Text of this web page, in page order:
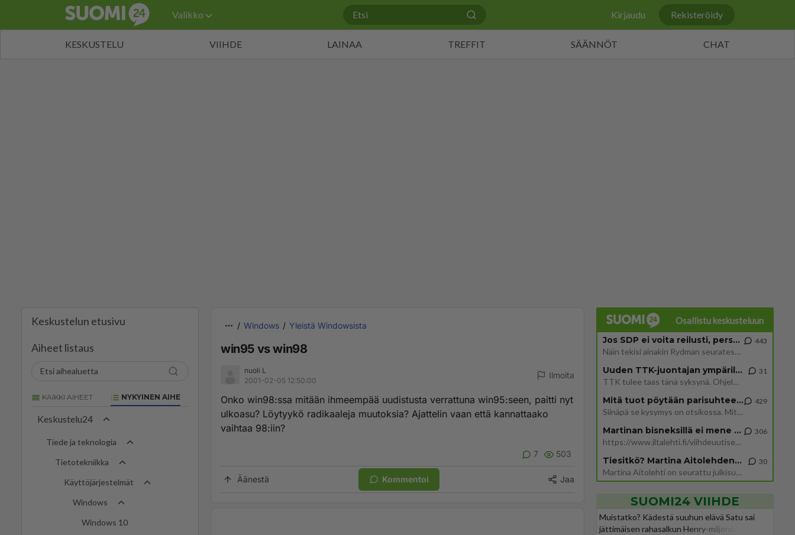
Valikko Kirjaudu Rekisteröidy
KESKUSTELU VIIHDE LAINAA TREFFIT SÄÄNNÖT CHAT
Keskustelun etusivu
Aiheet listaus
KAIKKI AIHEET NYKYINEN AIHE
Keskustelu24
Tiede ja teknologia
Tietotekniikka
Käyttöjärjestelmät
Windows
Windows 10
Windows Yleistä Windowsista
win95 vs win98
nuoli L
2001-02-05 12:50:00
Ilmoita
Onko win98:ssa mitään ihmeempää uudistusta verrattuna win95:seen, paitti nyt
ulkoasu? Löytyykö radikaaleja muutoksia? Ajattelin vaan että kannattaako
vaihtaa 98:iin?
7 503
Äänestä Kommentoi Jaa
Osallistu keskusteluun
Jos SDP ei voita reilusti, persut kumoavat demokratian Suomesta
Näin tekisi ainakin Rydman seuratessaan idolinsa Trumpin mallia https://www.is.fi/politiikka/art-2000012187244.html
443
Uuden TTK-juontajan ympärillä epätietoisuus sakenee - Nyt MTV hämmentää soppaa
TTK tulee taas tänä syksynä. Ohjelman uudet tähtioppilaat julkistetaan torstaina 6. elokuuta klo 14 alkavassa lehdistö
31
Mitä tuot pöytään parisuhteessa?
Siinäpä se kysymys on otsikossa. Mitäpä siis tuot/toisit pöytään parisuhteessa? Oletko mies vai nainen? Koetko sen mitä
429
Martinan bisneksillä ei mene hyvin
https://www.iltalehti.fi/viihdeuutiset/a/c46da6ab-340f-4790-aaa7-0865eed2336 Yrityksen konkurssihakemus on tullut kärä
306
Tiesitkö? Martina Aitolehden isäpuoli on tämä suosittu laulaja
Martina Aitolehti on seurattu julkisuuden henkilö. Lähipiiriin mahtuu muitakin tunnettuja henkilöitä. Tiesitkö, että Ma
30
SUOMI24 VIIHDE
Muistatko? Kädestä suuhun elävä Satu sai
jättimäisen rahasalkun Henry-miljonääriltä